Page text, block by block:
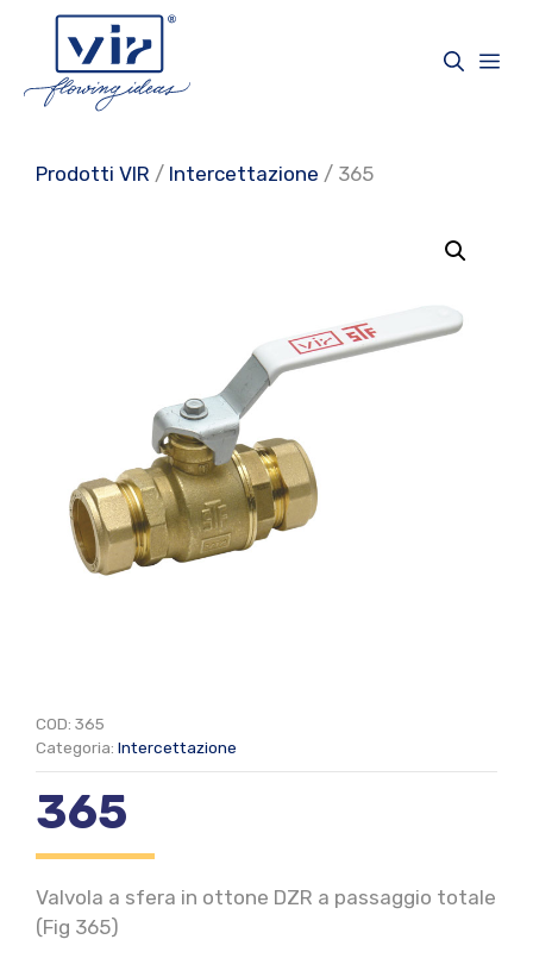
contenuto
Prodotti VIR / Intercettazione / 365
COD: 365
Categoria: Intercettazione
365
Valvola a sfera in ottone DZR a passaggio totale
(Fig 365)